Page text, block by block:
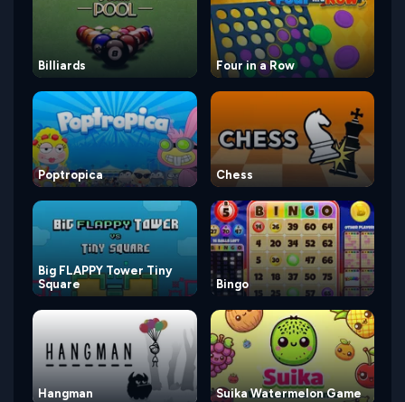
Billiards Four in a Row
Poptropica Chess
Big FLAPPY Tower Tiny
Square
Bingo
Hangman Suika Watermelon Game